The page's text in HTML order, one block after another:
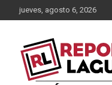
Saltar
al
jueves, agosto 6, 2026